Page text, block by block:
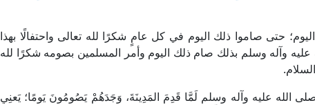
حتى صاموا ذلك اليوم في كل عامٍ شكرًا لله تعالى واحتفالًا بهذا
عليه وآله وسلم بذلك صام ذلك اليوم وأمر المسلمين بصومه شكرًا لله
الله عليه وآله وسلم لَمَّا قَدِمَ المَدِينَةَ، وَجَدَهُمْ يَصُومُونَ يَومًا؛ يَعنِي